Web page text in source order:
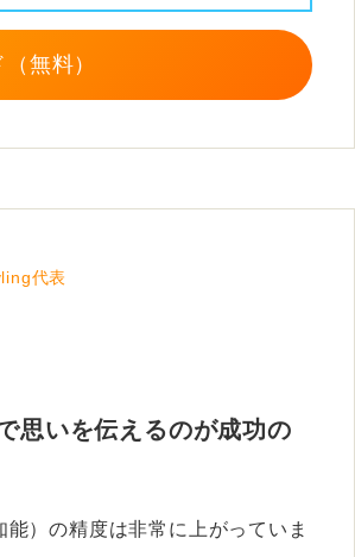
無料）
代表
思いを伝えるのが成功の
）の精度は非常に上がっていま